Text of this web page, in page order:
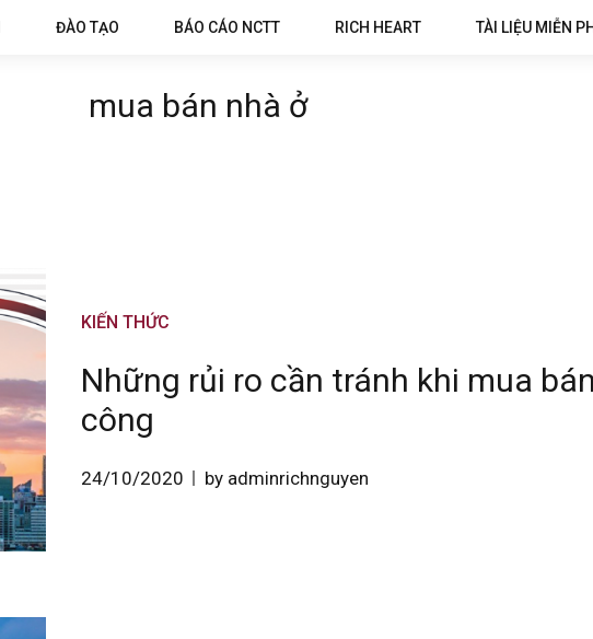
ĐÀO TẠO BÁO CÁO NCTT RICH HEART TÀI LIỆU MIỄN PHÍ
mua bán nhà ở
KIẾN THỨC
Những rủi ro cần tránh khi mua
công
24/10/2020 by adminrichnguyen